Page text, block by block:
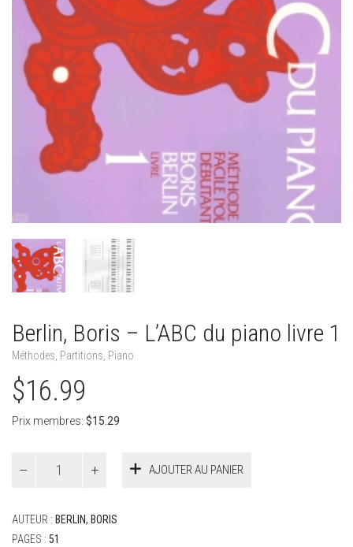
Berlin, Boris – L’ABC du piano livre 1
Méthodes, Partitions, Piano
$16.99
Prix membres: $15.29
-
L'ABC
AJOUTER AU PANIER
AUTEUR : BERLIN, BORIS
PAGES : 51